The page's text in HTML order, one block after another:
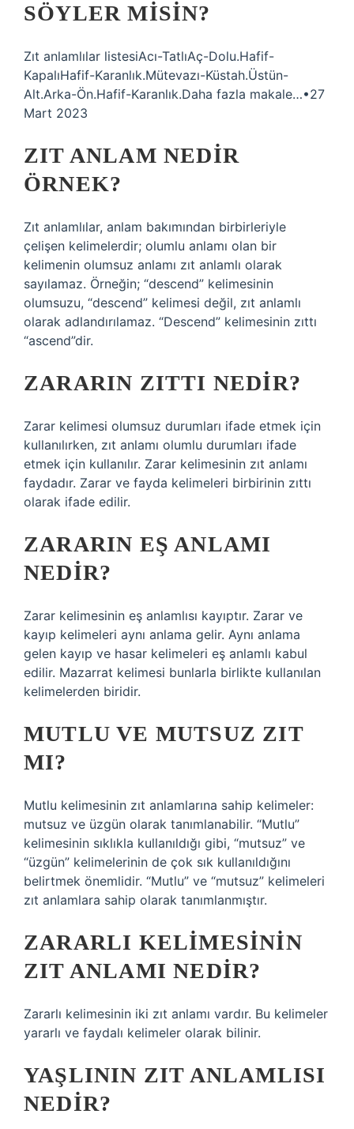
SÖYLER MISIN?
Zıt anlamlılar listesiAcı-TatlıAç-Dolu.Hafif-
KapalıHafif-Karanlık.Mütevazı-Küstah.Üstün-
Alt.Arka-Ön.Hafif-Karanlık.Daha fazla makale…•27
Mart 2023
ZIT ANLAM NEDIR
ÖRNEK?
Zıt anlamlılar, anlam bakımından birbirleriyle
çelişen kelimelerdir; olumlu anlamı olan bir
kelimenin olumsuz anlamı zıt anlamlı olarak
sayılamaz. Örneğin; “descend” kelimesinin
olumsuzu, “descend” kelimesi değil, zıt anlamlı
olarak adlandırılamaz. “Descend” kelimesinin zıttı
“ascend”dir.
ZARARIN ZITTI NEDIR?
Zarar kelimesi olumsuz durumları ifade etmek için
kullanılırken, zıt anlamı olumlu durumları ifade
etmek için kullanılır. Zarar kelimesinin zıt anlamı
faydadır. Zarar ve fayda kelimeleri birbirinin zıttı
olarak ifade edilir.
ZARARIN EŞ ANLAMI
NEDIR?
Zarar kelimesinin eş anlamlısı kayıptır. Zarar ve
kayıp kelimeleri aynı anlama gelir. Aynı anlama
gelen kayıp ve hasar kelimeleri eş anlamlı kabul
edilir. Mazarrat kelimesi bunlarla birlikte kullanılan
kelimelerden biridir.
MUTLU VE MUTSUZ ZIT
MI?
Mutlu kelimesinin zıt anlamlarına sahip kelimeler:
mutsuz ve üzgün olarak tanımlanabilir. “Mutlu”
kelimesinin sıklıkla kullanıldığı gibi, “mutsuz” ve
“üzgün” kelimelerinin de çok sık kullanıldığını
belirtmek önemlidir. “Mutlu” ve “mutsuz” kelimeleri
zıt anlamlara sahip olarak tanımlanmıştır.
ZARARLI KELIMESININ
ZIT ANLAMI NEDIR?
Zararlı kelimesinin iki zıt anlamı vardır. Bu kelimeler
yararlı ve faydalı kelimeler olarak bilinir.
YAŞLININ ZIT ANLAMLISI
NEDIR?